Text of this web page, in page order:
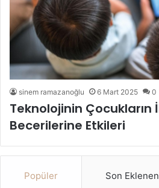
sinem ramazanoğlu 6 Mart 2025 0
Teknolojinin Çocukların
Becerilerine Etkileri
Popüler Son Eklenen